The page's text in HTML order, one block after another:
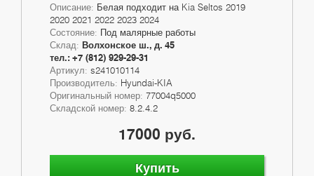
Описание: Белая подходит на Kia Seltos 2019
2020 2021 2022 2023 2024
Состояние: Под малярные работы
Склад: Волхонское ш., д. 45
тел.: +7 (812) 929-29-31
Артикул: s241010114
Производитель: Hyundai-KIA
Оригинальный номер: 77004q5000
Складской номер: 8.2.4.2
17000 руб.
Купить